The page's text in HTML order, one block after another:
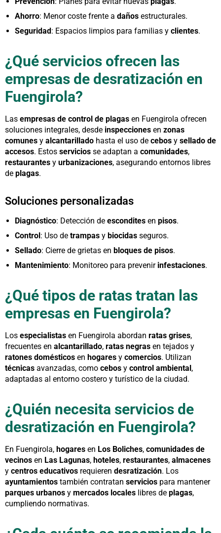
Ahorro: Menor coste frente a daños estructurales.
Seguridad: Espacios limpios para familias y clientes.
¿Qué servicios ofrecen las
empresas de desratización en
Fuengirola?
Las empresas de control de plagas en Fuengirola ofrecen
soluciones integrales, desde inspecciones en zonas
comunes y alcantarillado hasta el uso de cebos y sellado de
accesos. Estos servicios se adaptan a comunidades,
restaurantes y urbanizaciones, asegurando entornos libres
de plagas.
Soluciones personalizadas
Diagnóstico: Detección de escondites en pisos.
Control: Uso de trampas y biocidas seguros.
Sellado: Cierre de grietas en bloques de pisos.
Mantenimiento: Monitoreo para prevenir infestaciones.
¿Qué tipos de ratas tratan las
empresas en Fuengirola?
Los especialistas en Fuengirola abordan ratas grises,
frecuentes en alcantarillado, ratas negras en tejados y
ratones domésticos en hogares y comercios. Utilizan
técnicas avanzadas, como cebos y control ambiental,
adaptadas al entorno costero y turístico de la ciudad.
¿Quién necesita servicios de
desratización en Fuengirola?
En Fuengirola, hogares en Los Boliches, comunidades de
vecinos en Las Lagunas, hoteles, restaurantes, almacenes
y centros educativos requieren desratización. Los
ayuntamientos también contratan servicios para mantener
parques urbanos y mercados locales libres de plagas,
cumpliendo normativas.